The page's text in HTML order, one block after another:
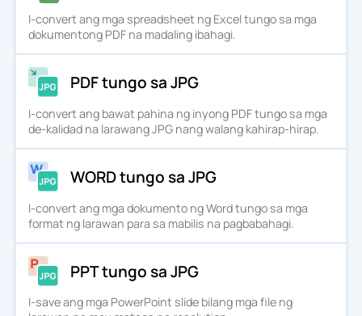
I-convert ang mga spreadsheet ng Excel tungo sa mga
dokumentong PDF na madaling ibahagi.
PDF tungo sa JPG
I-convert ang bawat pahina ng inyong PDF tungo sa mga
de-kalidad na larawang JPG nang walang kahirap-hirap.
WORD tungo sa JPG
I-convert ang mga dokumento ng Word tungo sa mga
format ng larawan para sa mabilis na pagbabahagi.
PPT tungo sa JPG
I-save ang mga PowerPoint slide bilang mga file ng